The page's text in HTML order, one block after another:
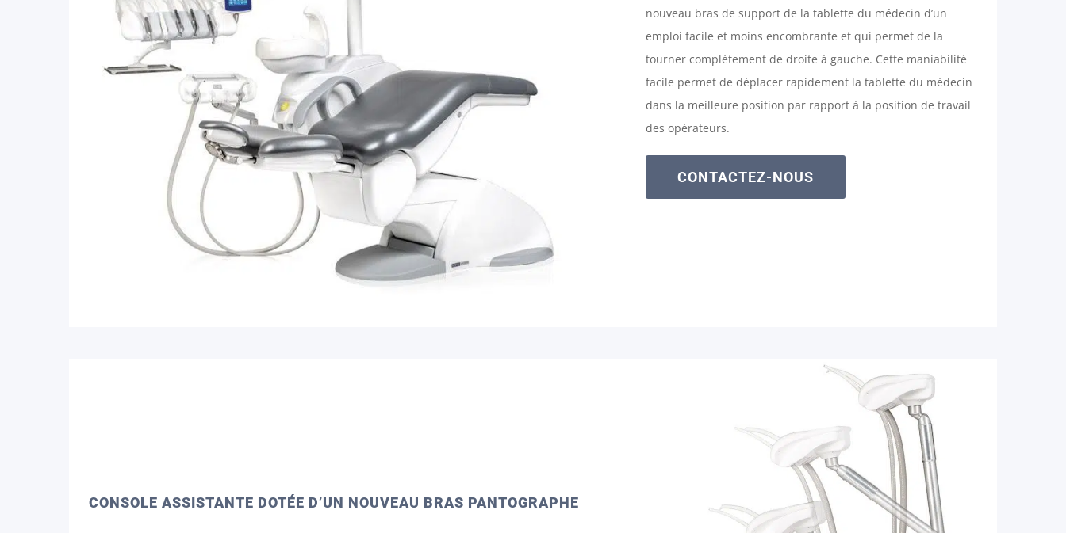
nouveau bras de support de la tablette du médecin d’un
emploi facile et moins encombrante et qui permet de la
tourner complètement de droite à gauche. Cette maniabilité
facile permet de déplacer rapidement la tablette du médecin
dans la meilleure position par rapport à la position de travail
des opérateurs.
CONTACTEZ-NOUS
CONSOLE ASSISTANTE DOTÉE D’UN NOUVEAU BRAS PANTOGRAPHE